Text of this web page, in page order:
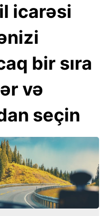
icarəsi
bir sıra
və
seçin